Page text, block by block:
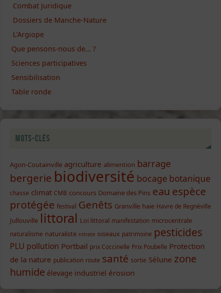
Combat Juridique
Dossiers de Manche-Nature
L'Argiope
Que pensons-nous de… ?
Sciences participatives
Sensibilisation
Table ronde
Mots-clés
Agon-Coutainville agriculture alimention barrage
bergerie biodiversité bocage botanique
chasse climat CMB concours Domaine des Pins eau espèce
protégée festival Genêts Granville haie Havre de Regnéville
Jullouville littoral Loi littoral manifestation microcentrale
naturalisme naturaliste nitrate oiseaux patrimoine pesticides
PLU pollution Portbail prix Coccinelle Prix Poubelle Protection
de la nature publication route santé sortie Sélune zone
humide élevage industriel érosion